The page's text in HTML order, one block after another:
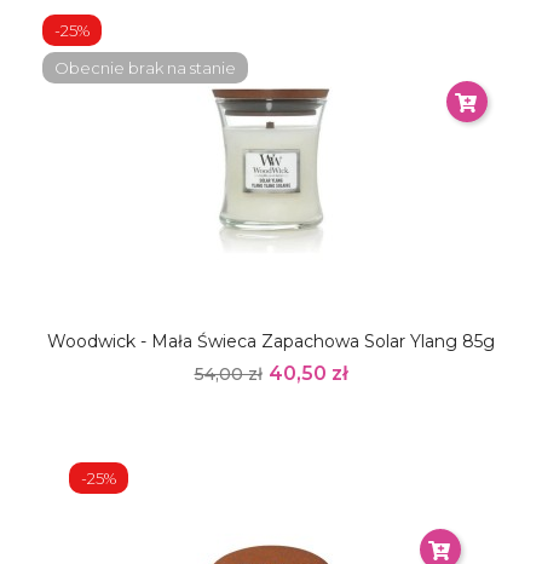
Woodwick - Mała Świeca Zapachowa Solar Ylang 85g
54,00 zł 40,50 zł
-25%
Obecnie brak na stanie
-25%